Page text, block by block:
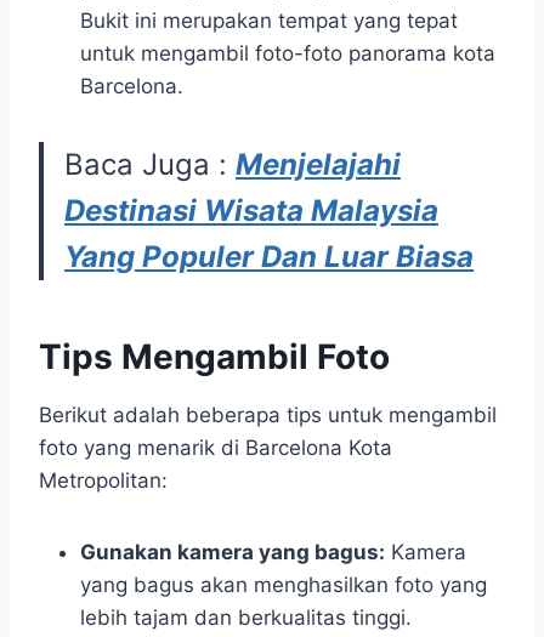
Bukit ini merupakan tempat yang tepat
untuk mengambil foto-foto panorama kota
Barcelona.
Baca Juga : Menjelajahi
Destinasi Wisata Malaysia
Yang Populer Dan Luar Biasa
Tips Mengambil Foto
Berikut adalah beberapa tips untuk mengambil
foto yang menarik di Barcelona Kota
Metropolitan:
Gunakan kamera yang bagus: Kamera
yang bagus akan menghasilkan foto yang
lebih tajam dan berkualitas tinggi.